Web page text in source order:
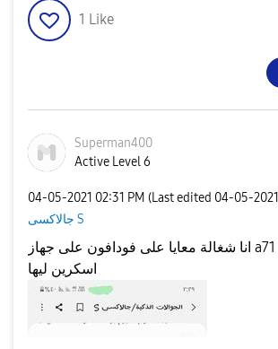
1 Like
Superman400
Active Level 6
‎04-05-2021 02:31 PM (Last edited ‎04-05-2021
جالاكسى S
انا شغالة معايا على فودافون على جهاز a71 و ده كمان
اسكرين ليها